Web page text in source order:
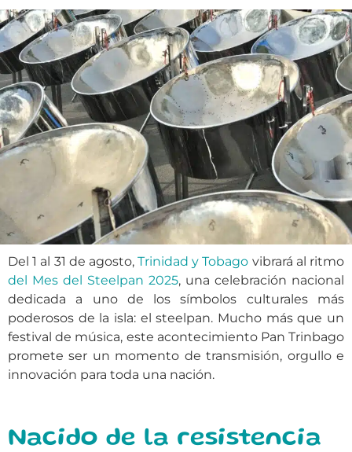
Del 1 al 31 de agosto,Trinidad y Tobago vibrará al ritmo
del Mes del Steelpan 2025, una celebración nacional
dedicada a uno de los símbolos culturales más
poderosos de la isla: el steelpan. Mucho más que un
festival de música, este acontecimiento Pan Trinbago
promete ser un momento de transmisión, orgullo e
innovación para toda una nación.
Nacido de la resistencia